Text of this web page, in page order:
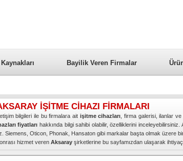
Kaynakları Bayilik Veren Firmalar
İŞİTME CİHAZI FİRMALARI
bilgileri ile bu firmalara ait işitme cihazları , firma galerisi, ilanlar
fiyatları hakkında bilgi sahibi olabilir, özelliklerini
Siemens, Oticon, Phonak, Hansaton gibi markalar başta olmak üzere
hizmet veren Aksarayşirketlerine bu sayfamızdan ulaşarak